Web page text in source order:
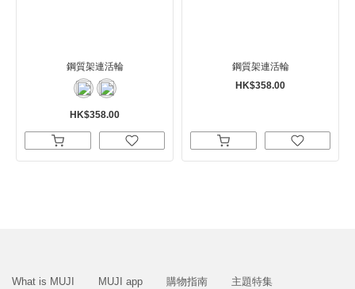
鋼質架連活輪
HK$358.00
鋼質架連活輪
HK$358.00
What is MUJI MUJI app 購物指南
主題特集